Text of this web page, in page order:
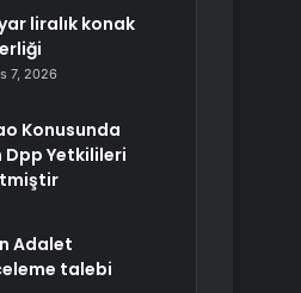
liralık konak
7, 2026
Konusunda
Dpp Yetkilileri
Adalet
talebi